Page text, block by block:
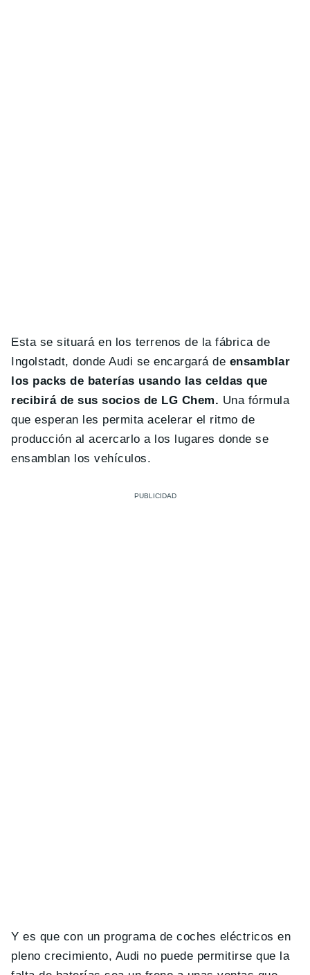
Esta se situará en los terrenos de la fábrica de
Ingolstadt, donde Audi se encargará de ensamblar
los packs de baterías usando las celdas que
recibirá de sus socios de LG Chem. Una fórmula
que esperan les permita acelerar el ritmo de
producción al acercarlo a los lugares donde se
ensamblan los vehículos.
Y es que con un programa de coches eléctricos en
pleno crecimiento, Audi no puede permitirse que la